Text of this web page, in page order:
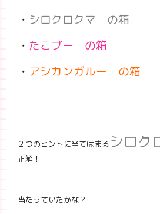
・ シロクロクマ の箱
・ たこブー の箱
・ アシカンガルー の箱
２つのヒントに当てはまる シロク
正解！
当たっていたかな？